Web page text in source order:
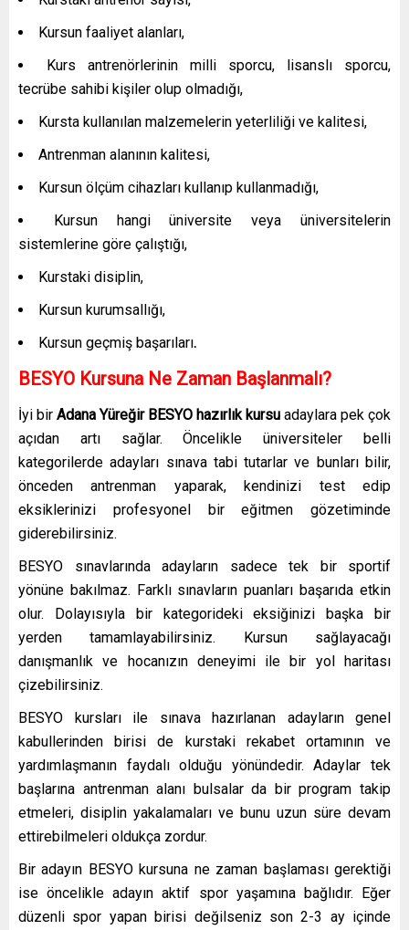
Kursun faaliyet alanları,
Kurs antrenörlerinin milli sporcu, lisanslı sporcu,
tecrübe sahibi kişiler olup olmadığı,
Kursta kullanılan malzemelerin yeterliliği ve kalitesi,
Antrenman alanının kalitesi,
Kursun ölçüm cihazları kullanıp kullanmadığı,
Kursun hangi üniversite veya üniversitelerin
sistemlerine göre çalıştığı,
Kurstaki disiplin,
Kursun kurumsallığı,
Kursun geçmiş başarıları.
BESYO Kursuna Ne Zaman Başlanmalı?
İyi bir Adana Yüreğir BESYO hazırlık kursu adaylara pek çok
açıdan artı sağlar. Öncelikle üniversiteler belli
kategorilerde adayları sınava tabi tutarlar ve bunları bilir,
önceden antrenman yaparak, kendinizi test edip
eksiklerinizi profesyonel bir eğitmen gözetiminde
giderebilirsiniz.
BESYO sınavlarında adayların sadece tek bir sportif
yönüne bakılmaz. Farklı sınavların puanları başarıda etkin
olur. Dolayısıyla bir kategorideki eksiğinizi başka bir
yerden tamamlayabilirsiniz. Kursun sağlayacağı
danışmanlık ve hocanızın deneyimi ile bir yol haritası
çizebilirsiniz.
BESYO kursları ile sınava hazırlanan adayların genel
kabullerinden birisi de kurstaki rekabet ortamının ve
yardımlaşmanın faydalı olduğu yönündedir. Adaylar tek
başlarına antrenman alanı bulsalar da bir program takip
etmeleri, disiplin yakalamaları ve bunu uzun süre devam
ettirebilmeleri oldukça zordur.
Bir adayın BESYO kursuna ne zaman başlaması gerektiği
ise öncelikle adayın aktif spor yaşamına bağlıdır. Eğer
düzenli spor yapan birisi değilseniz son 2-3 ay içinde